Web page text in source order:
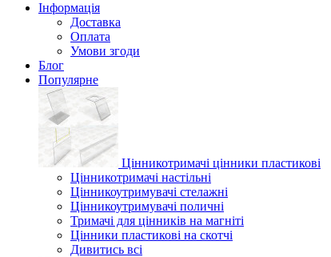
Інформація
Доставка
Оплата
Умови згоди
Блог
Популярне
Цінникотримачі цінники пластикові
Цінникотримачі настільні
Цінникоутримувачі стелажні
Цінникоутримувачі поличні
Тримачі для цінників на магніті
Цінники пластикові на скотчі
Дивитись всі